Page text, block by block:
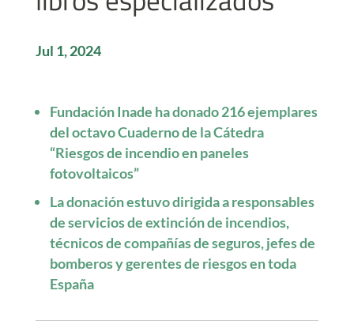
Jul 1, 2024
Fundación Inade ha donado 216 ejemplares
del octavo Cuaderno de la Cátedra
“Riesgos de incendio en paneles
fotovoltaicos”
La donación estuvo dirigida a responsables
de servicios de extinción de incendios,
técnicos de compañías de seguros, jefes de
bomberos y gerentes de riesgos en toda
España